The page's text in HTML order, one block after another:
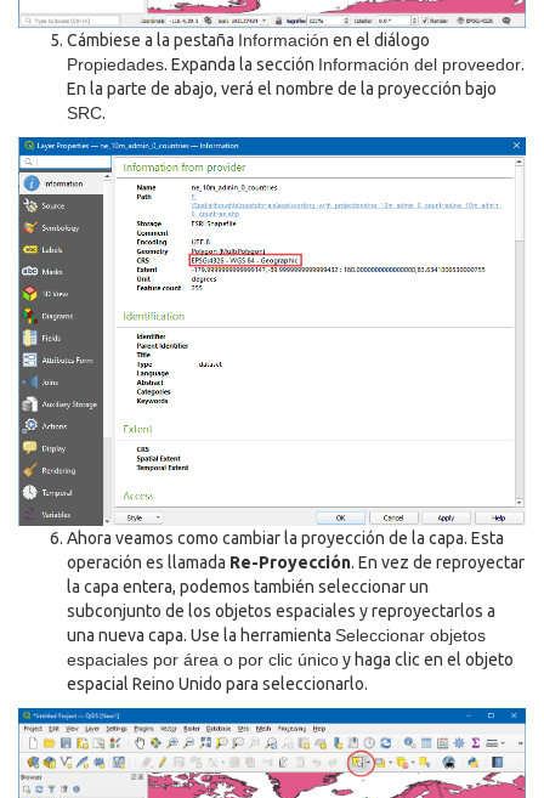
Cámbiese a la pestaña Información en el diálogo
Propiedades. Expanda la sección Información del proveedor.
En la parte de abajo, verá el nombre de la proyección bajo
SRC.
Ahora veamos como cambiar la proyección de la capa. Esta
operación es llamada Re-Proyección. En vez de reproyectar
la capa entera, podemos también seleccionar un
subconjunto de los objetos espaciales y reproyectarlos a
una nueva capa. Use la herramienta Seleccionar objetos
espaciales por área o por clic únicoy haga clic en el objeto
espacial Reino Unido para seleccionarlo.